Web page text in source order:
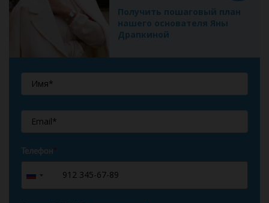
Получить пошаговый план
нашего основателя Яны
Драпкиной
Телефон*
Russia
+7